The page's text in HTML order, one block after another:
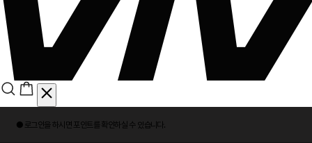
● 로그인을 하시면 포인트 를 확인하실 수 있습니다.